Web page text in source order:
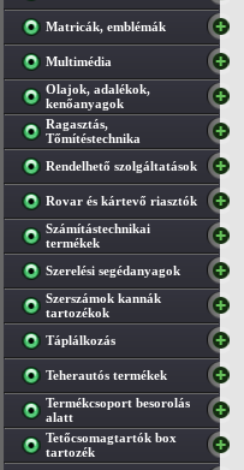
Matricák, emblémák
Multimédia
Olajok, adalékok,
kenőanyagok
Ragasztás,
Tőmítéstechnika
Rendelhető szolgáltatások
Rovar és kártevő riasztók
Számítástechnikai
termékek
Szerelési segédanyagok
Szerszámok kannák
tartozékok
Táplálkozás
Teherautós termékek
Termékcsoport besorolás
alatt
Tetőcsomagtartók box
tartozék